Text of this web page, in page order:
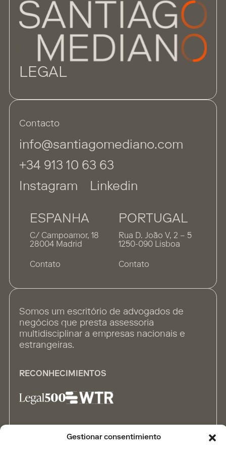
Gestionar consentimiento
Contacto
info@santiagomediano.com
+34 913 10 63 63
Instagram
Linkedin
ESPANHA
C/ Campoamor, 18
28004 Madrid
Contato
PORTUGAL
Rua D. João V, 2 – 5
1250-090 Lisboa
Contato
LEGAL
Somos um escritório de advogados de
negócios que presta assessoria
multidisciplinar a empresas nacionais e
estrangeiras.
RECONHECIMIENTOS